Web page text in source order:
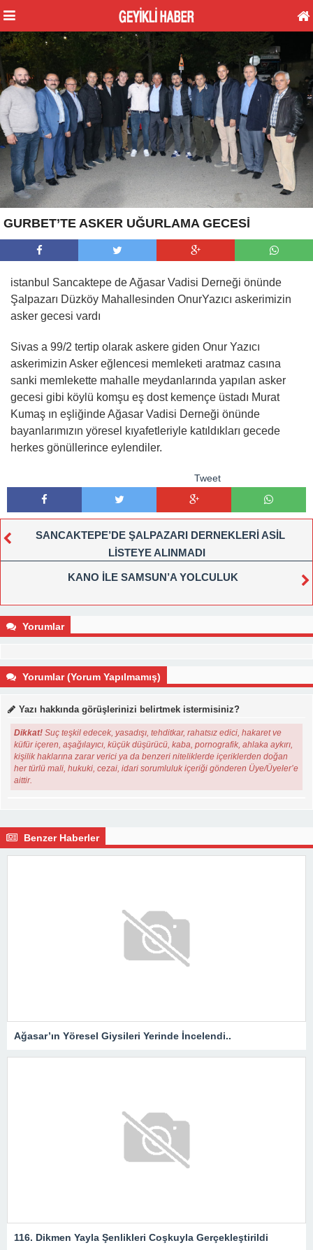
GURBET’TE ASKER UĞURLAMA GECESİ
istanbul Sancaktepe de Ağasar Vadisi Derneği önünde
Şalpazarı Düzköy Mahallesinden OnurYazıcı askerimizin
asker gecesi vardı
Sivas a 99/2 tertip olarak askere giden Onur Yazıcı
askerimizin Asker eğlencesi memleketi aratmaz casına
sanki memlekette mahalle meydanlarında yapılan asker
gecesi gibi köylü komşu eş dost kemençe üstadı Murat
Kumaş ın eşliğinde Ağasar Vadisi Derneği önünde
bayanlarımızın yöresel kıyafetleriyle katıldıkları gecede
herkes gönüllerince eylendiler.
Tweet
SANCAKTEPE’DE ŞALPAZARI DERNEKLERİ ASİL
LİSTEYE ALINMADI
KANO İLE SAMSUN’A YOLCULUK
Yorumlar
Yorumlar (Yorum Yapılmamış)
Yazı hakkında görüşlerinizi belirtmek istermisiniz?
Dikkat! Suç teşkil edecek, yasadışı, tehditkar, rahatsız edici, hakaret ve
küfür içeren, aşağılayıcı, küçük düşürücü, kaba, pornografik, ahlaka aykırı,
kişilik haklarına zarar verici ya da benzeri niteliklerde içeriklerden doğan
her türlü mali, hukuki, cezai, idari sorumluluk içeriği gönderen Üye/Üyeler’e
aittir.
Benzer Haberler
Ağasar’ın Yöresel Giysileri Yerinde İncelendi..
116. Dikmen Yayla Şenlikleri Coşkuyla Gerçekleştirildi